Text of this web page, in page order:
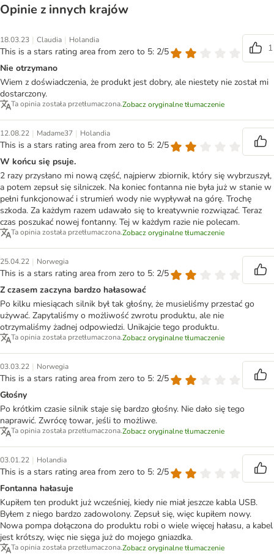
Opinie z innych krajów
18.03.23 | Claudia | Holandia
This is a stars rating area from zero to 5: 2/5
1
Nie otrzymano
Wiem z doświadczenia, że produkt jest dobry, ale niestety nie został mi
dostarczony.
Ta opinia została przetłumaczona.Zobacz oryginalne tłumaczenie
12.08.22 | Madame37 | Holandia
This is a stars rating area from zero to 5: 2/5
W końcu się psuje.
2 razy przysłano mi nową część, najpierw zbiornik, który się wybrzuszył,
a potem zepsuł się silniczek. Na koniec fontanna nie była już w stanie w
pełni funkcjonować i strumień wody nie wypływał na górę. Trochę
szkoda. Za każdym razem udawało się to kreatywnie rozwiązać. Teraz
czas poszukać nowej fontanny. Tej w każdym razie nie polecam.
Ta opinia została przetłumaczona.Zobacz oryginalne tłumaczenie
25.04.22 | Norwegia
This is a stars rating area from zero to 5: 2/5
Z czasem zaczyna bardzo hałasować
Po kilku miesiącach silnik był tak głośny, że musieliśmy przestać go
używać. Zapytaliśmy o możliwość zwrotu produktu, ale nie
otrzymaliśmy żadnej odpowiedzi. Unikajcie tego produktu.
Ta opinia została przetłumaczona.Zobacz oryginalne tłumaczenie
03.03.22 | Norwegia
This is a stars rating area from zero to 5: 2/5
Głośny
Po krótkim czasie silnik staje się bardzo głośny. Nie dało się tego
naprawić. Zwrócę towar, jeśli to możliwe.
Ta opinia została przetłumaczona.Zobacz oryginalne tłumaczenie
03.01.22 | Holandia
This is a stars rating area from zero to 5: 2/5
Fontanna hałasuje
Kupiłem ten produkt już wcześniej, kiedy nie miał jeszcze kabla USB.
Byłem z niego bardzo zadowolony. Zepsuł się, więc kupiłem nowy.
Nowa pompa dołączona do produktu robi o wiele więcej hałasu, a kabel
jest krótszy, więc nie sięga już do mojego gniazdka.
Ta opinia została przetłumaczona.Zobacz oryginalne tłumaczenie